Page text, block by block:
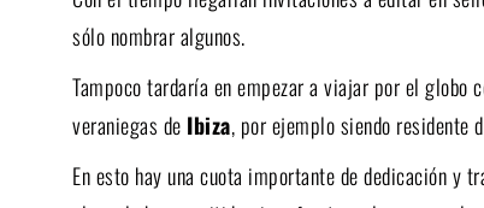
sólo nombrar algunos.
Tampoco tardaría en empezar a viajar por el globo
veraniegas de Ibiza, por ejemplo siendo residente
En esto hay una cuota importante de dedicación y